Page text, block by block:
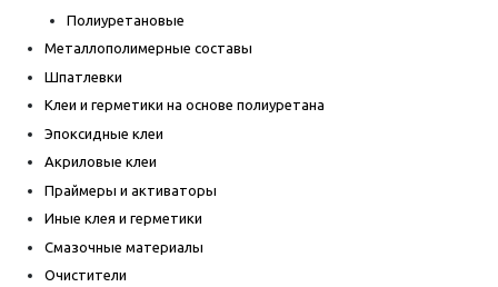
Полиуретановые
Металлополимерные составы
Шпатлевки
Клеи и герметики на основе полиуретана
Эпоксидные клеи
Акриловые клеи
Праймеры и активаторы
Иные клея и герметики
Смазочные материалы
Очистители